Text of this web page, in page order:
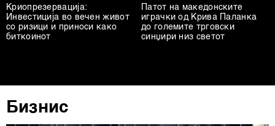
Криопрезервација:
Инвестиција во вечен живот
со ризици и приноси како
биткоинот
Патот на македонските
играчки од Крива Паланка
до големите трговски
синџири низ светот
Бизнис